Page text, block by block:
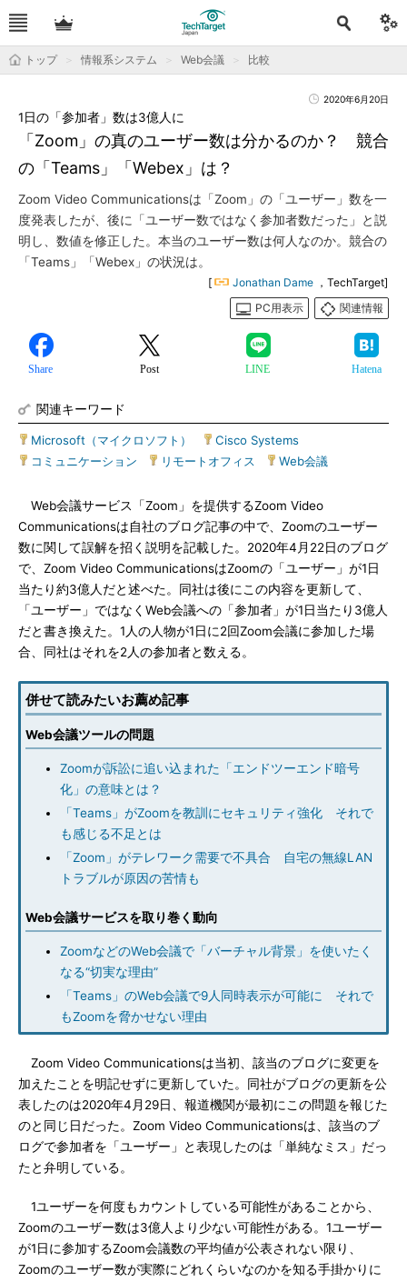
トップ 情報系システム Web会議 比較
2020年6月20日
「Zoom」の真のユーザー数は分かるのか？ 競合
の「Teams」「Webex」は？
1日の「参加者」数は3億人に
Zoom Video Communicationsは「Zoom」の「ユーザー」数を一
度発表したが、後に「ユーザー数ではなく参加者数だった」と説
明し、数値を修正した。本当のユーザー数は何人なのか。競合の
「Teams」「Webex」の状況は。
[ Jonathan Dame ，TechTarget]
PC用表示
関連情報
Share Post LINE Hatena
関連キーワード
Microsoft（マイクロソフト） Cisco Systems
コミュニケーション
リモートオフィス Web会議
Web会議サービス「Zoom」を提供するZoom Video
Communicationsは自社のブログ記事の中で、Zoomのユーザー
数に関して誤解を招く説明を記載した。2020年4月22日のブログ
で、Zoom Video CommunicationsはZoomの「ユーザー」が1日
当たり約3億人だと述べた。同社は後にこの内容を更新して、
「ユーザー」ではなくWeb会議への「参加者」が1日当たり3億人
だと書き換えた。1人の人物が1日に2回Zoom会議に参加した場
合、同社はそれを2人の参加者と数える。
併せて読みたいお薦め記事
Web会議ツールの問題
Zoomが訴訟に追い込まれた「エンドツーエンド暗号
化」の意味とは？
「Teams」がZoomを教訓にセキュリティ強化 それで
も感じる不足とは
「Zoom」がテレワーク需要で不具合 自宅の無線LAN
トラブルが原因の苦情も
Web会議サービスを取り巻く動向
ZoomなどのWeb会議で「バーチャル背景」を使いたく
なる“切実な理由”
「Teams」のWeb会議で9人同時表示が可能に それで
もZoomを脅かせない理由
Zoom Video Communicationsは当初、該当のブログに変更を
加えたことを明記せずに更新していた。同社がブログの更新を公
表したのは2020年4月29日、報道機関が最初にこの問題を報じた
のと同じ日だった。Zoom Video Communicationsは、該当のブ
ログで参加者を「ユーザー」と表現したのは「単純なミス」だっ
たと弁明している。
1ユーザーを何度もカウントしている可能性があることから、
Zoomのユーザー数は3億人より少ない可能性がある。1ユーザー
が1日に参加するZoom会議数の平均値が公表されない限り、
Zoomのユーザー数が実際にどれくらいなのかを知る手掛かりに